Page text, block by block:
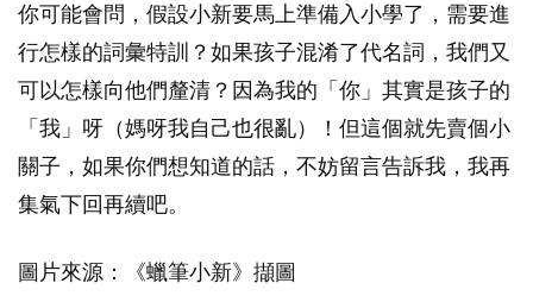
你可能會問，假設小新要馬上準備入小學了，需要進
行怎樣的詞彙特訓？如果孩子混淆了代名詞，我們又
可以怎樣向他們釐清？因為我的「你」其實是孩子的
「我」呀（媽呀我自己也很亂）！但這個就先賣個小
關子，如果你們想知道的話，不妨留言告訴我，我再
集氣下回再續吧。
圖片來源：《蠟筆小新》擷圖